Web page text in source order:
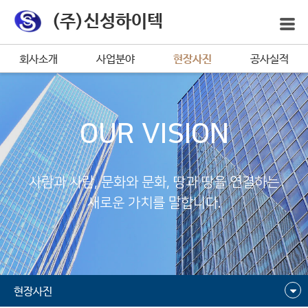
(주)신성하이텍
회사소개 사업분야 현장사진 공사실적
OUR VISION
사람과 사람, 문화와 문화, 땅과 땅을 연결하는
새로운 가치를 말합니다.
현장사진